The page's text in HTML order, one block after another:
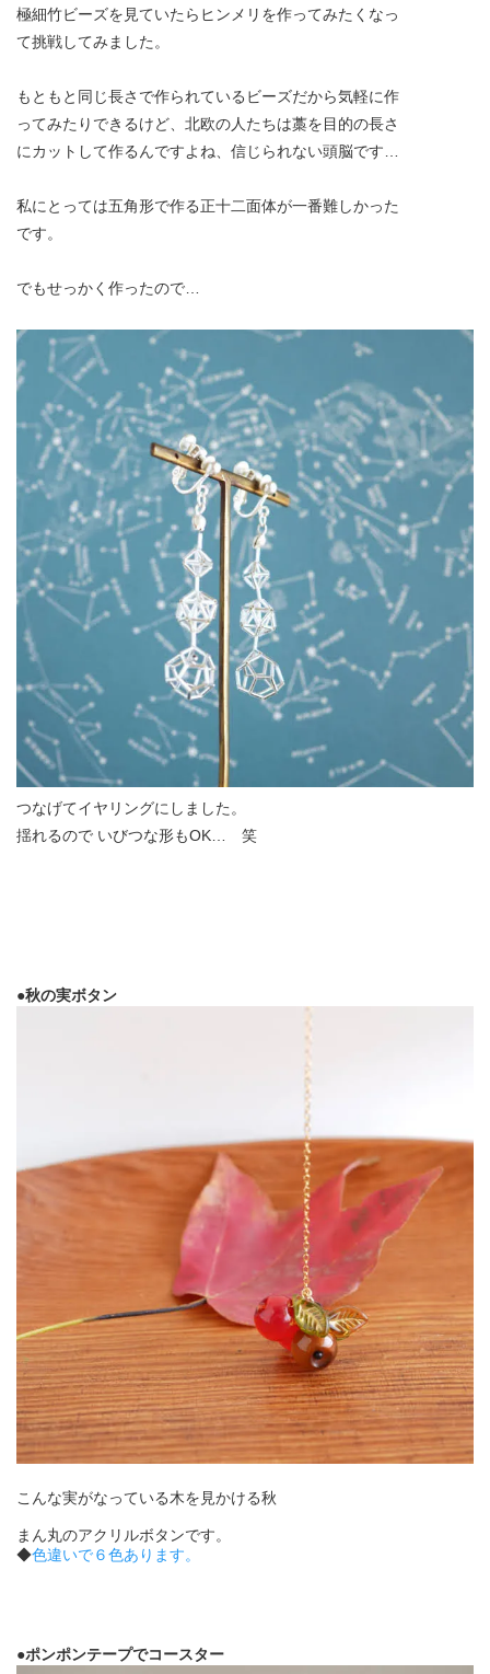
極細竹ビーズを見ていたらヒンメリを作ってみたくなっ
て挑戦してみました。
もともと同じ長さで作られているビーズだから気軽に作
ってみたりできるけど、北欧の人たちは藁を目的の長さ
にカットして作るんですよね、信じられない頭脳です…
私にとっては五角形で作る正十二面体が一番難しかった
です。
でもせっかく作ったので…
つなげてイヤリングにしました。
揺れるので いびつな形もOK… 笑
●秋の実ボタン
こんな実がなっている木を見かける秋
まん丸のアクリルボタンです。
◆色違いで６色あります。
●ポンポンテープでコースター